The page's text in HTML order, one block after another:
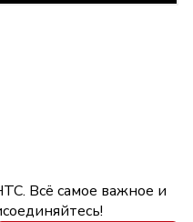
Всё самое важное и